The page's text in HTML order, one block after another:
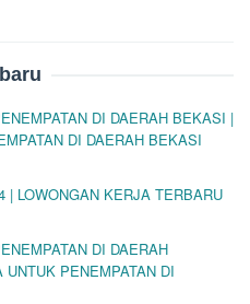
DI DAERAH BEKASI |
DI DAERAH BEKASI
| LOWONGAN KERJA TERBARU
DI DAERAH
UNTUK PENEMPATAN DI